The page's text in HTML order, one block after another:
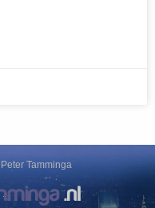
Tamminga